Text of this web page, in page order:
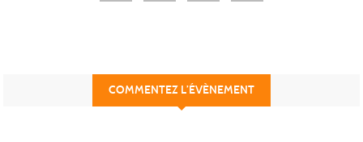
COMMENTEZ L’ÉVÈNEMENT